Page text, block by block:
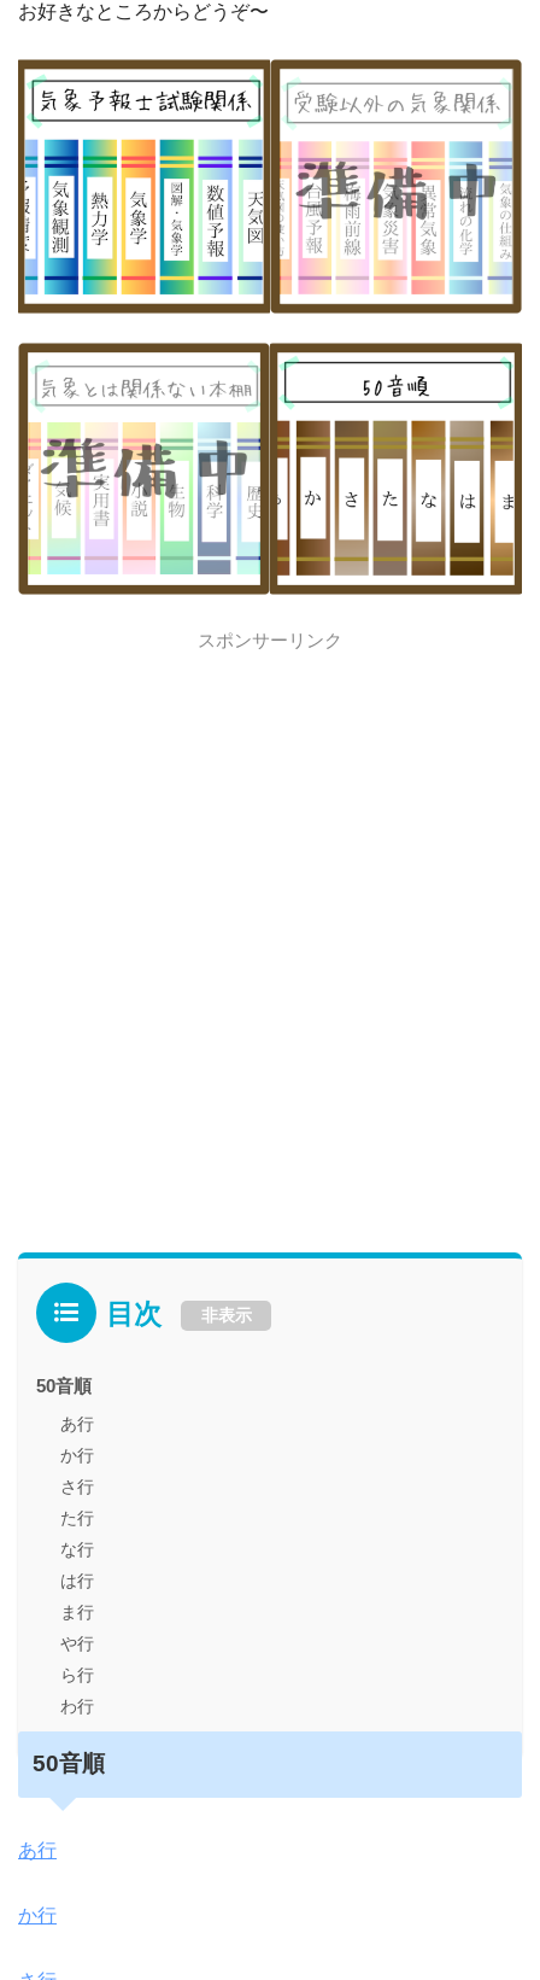
お好きなところからどうぞ〜
スポンサーリンク
目次 非表示
50音順
あ行
か行
さ行
た行
な行
は行
ま行
や行
ら行
わ行
50音順
あ行
か行